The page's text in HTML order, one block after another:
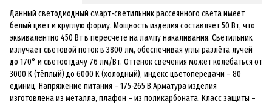
Данный светодиодный смарт-светильник рассеянного света имеет
белый цвет и круглую форму. Мощность изделия составляет 50 Вт, что
эквивалентно 450 Вт в пересчёте на лампу накаливания. Светильник
излучает световой поток в 3800 лм, обеспечивая углы разлёта лучей
до 170° и светоотдачу 76 лм/Вт. Оттенок свечения может колебаться от
3000 К (тёплый) до 6000 К (холодный), индекс цветопередачи – 80
единиц. Напряжение питания – 175-265 В.Арматура изделия
изготовлена из металла, плафон – из поликарбоната. Класс защиты –